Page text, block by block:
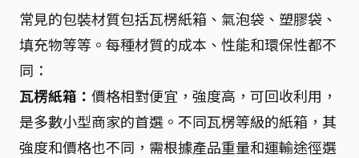
常見的包裝材質包括瓦楞紙箱、氣泡袋、塑膠袋、
填充物等等。每種材質的成本、性能和環保性都不
同：
瓦楞紙箱： 價格相對便宜，強度高，可回收利用，
是多數小型商家的首選。不同瓦楞等級的紙箱，其
強度和價格也不同，需根據產品重量和運輸途徑選